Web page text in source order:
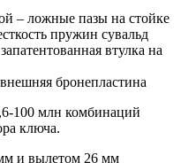
– ложные пазы на стойке
пружин сувальд
втулка на
бронепластина
100 млн комбинаций
ключа.
и вылетом 26 мм